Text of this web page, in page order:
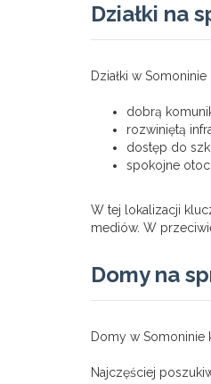
Działki na
Działki w
dobrą
rozwiniętą
dostęp do
spokojne
W tej lokalizacji
mediów. W
Domy na
Domy w Somoninie
Najczęściej